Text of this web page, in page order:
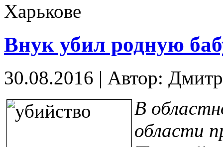
Харькове
Внук убил родную
30.08.2016 | Автор:
В
области